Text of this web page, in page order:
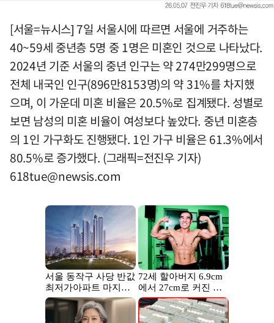
[서울=뉴시스] 7일 서울시에 따르면 서울에 거주하는
40~59세 중년층 5명 중 1명은 미혼인 것으로 나타났다.
2024년 기준 서울의 중년 인구는 약 274만299명으로
전체 내국인 인구(896만8153명)의 약 31%를 차지했
으며, 이 가운데 미혼 비율은 20.5%로 집계됐다. 성별로
보면 남성의 미혼 비율이 여성보다 높았다. 중년 미혼층
의 1인 가구화도 진행됐다. 1인 가구 비율은 61.3%에서
80.5%로 증가했다. (그래픽=전진우 기자)
618tue@newsis.com